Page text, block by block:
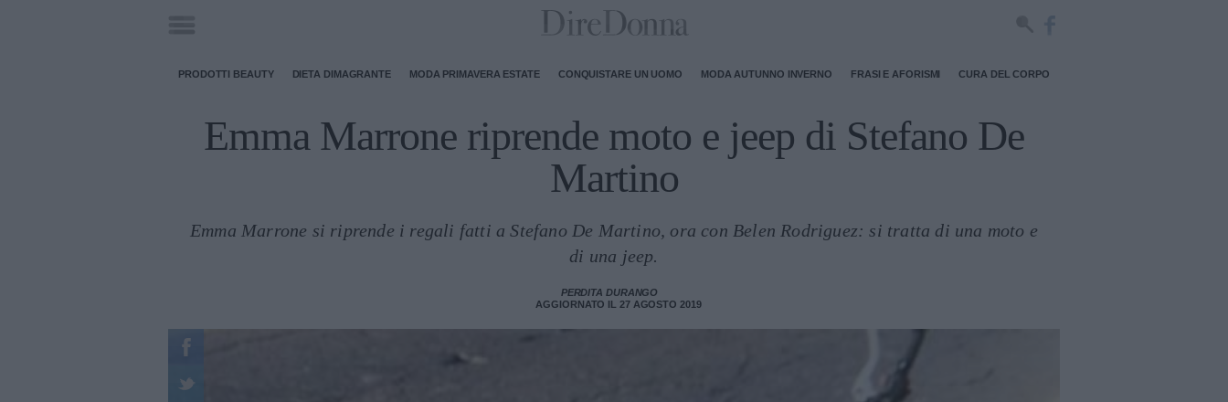
PRODOTTI BEAUTY DIETA DIMAGRANTE MODA PRIMAVERA ESTATE CONQUISTARE UN UOMO MODA AUTUNNO INVERNO FRASI E AFORISMI CURA DEL CORPO
Emma Marrone riprende moto e jeep di Stefano De
Martino
Emma Marrone si riprende i regali fatti a Stefano De Martino, ora con Belen Rodriguez: si tratta di una moto e
di una jeep.
PERDITA DURANGO
AGGIORNATO IL 27 AGOSTO 2019